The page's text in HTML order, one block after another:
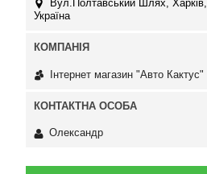
Вул.Полтавський Шлях, Харків,
Україна
Інтернет магазин "Авто Кактус"
Олександр